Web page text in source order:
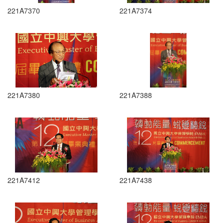
221A7370 221A7374
221A7380 221A7388
221A7412 221A7438